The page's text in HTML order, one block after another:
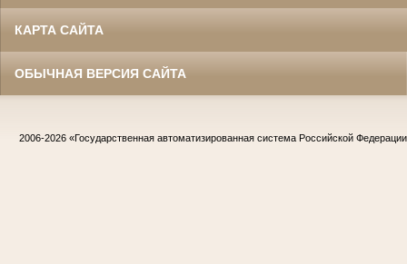
КАРТА САЙТА
ОБЫЧНАЯ ВЕРСИЯ САЙТА
2006-2026 «Государственная автоматизированная система Российской